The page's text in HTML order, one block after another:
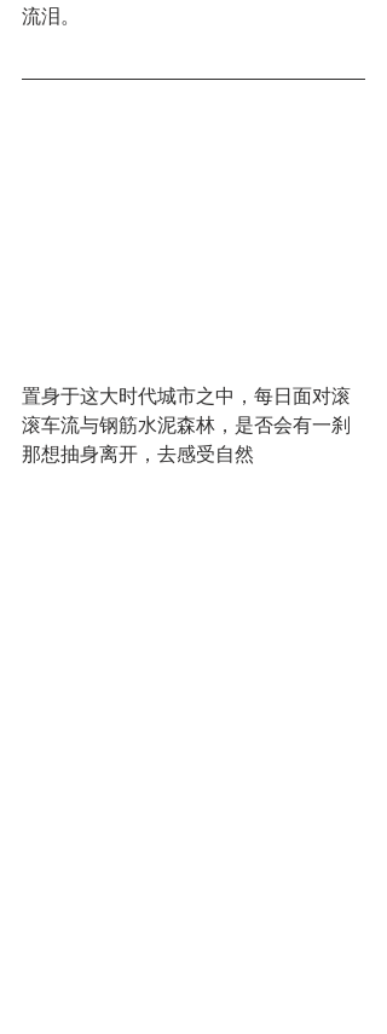
流泪。
置身于这大时代城市之中，每日面对滚
滚车流与钢筋水泥森林，是否会有一刹
那想抽身离开，去感受自然